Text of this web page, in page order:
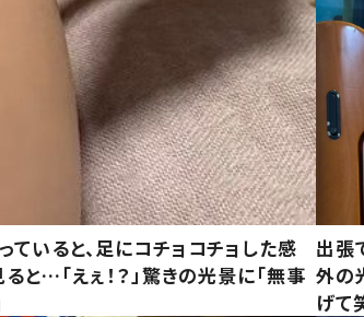
ていると、足にコチョコチョした感
ると…「えぇ！？」驚きの光景に「無事
出張
外の
げて